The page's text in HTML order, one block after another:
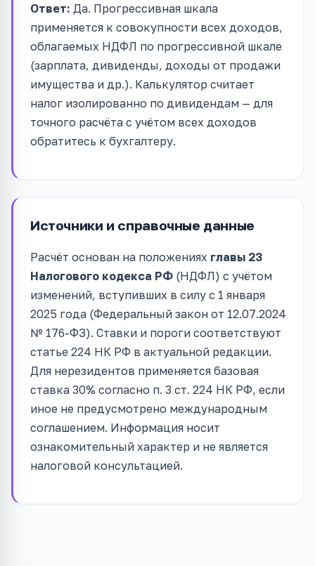
Ответ: Да. Прогрессивная шкала
применяется к совокупности всех доходов,
облагаемых НДФЛ по прогрессивной шкале
(зарплата, дивиденды, доходы от продажи
имущества и др.). Калькулятор считает
налог изолированно по дивидендам — для
точного расчёта с учётом всех доходов
обратитесь к бухгалтеру.
Источники и справочные данные
Расчёт основан на положениях главы 23
Налогового кодекса РФ (НДФЛ) с учётом
изменений, вступивших в силу с 1 января
2025 года (Федеральный закон от 12.07.2024
№ 176-ФЗ). Ставки и пороги соответствуют
статье 224 НК РФ в актуальной редакции.
Для нерезидентов применяется базовая
ставка 30% согласно п. 3 ст. 224 НК РФ, если
иное не предусмотрено международным
соглашением. Информация носит
ознакомительный характер и не является
налоговой консультацией.